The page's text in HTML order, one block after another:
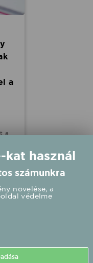
a
a
akik
el,
kat használ
számunkra
növelése, a
védelme
elfogadása